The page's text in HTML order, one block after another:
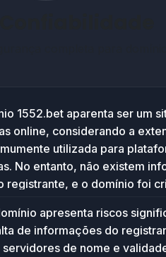
1552.bet aparenta ser um
online, considerando a
utilizada para
No entanto, não existem
registrante, e o domínio foi
possível instabilidade ou
Além disso, a ausência de
configura uma falta de
apresenta riscos
de informações do
servidores de nome e